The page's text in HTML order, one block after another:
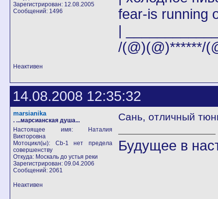
Зарегистрирован: 12.08.2005
Сообщений: 1496
fear-is running
|
/(@)(@)******/
Неактивен
14.08.2008 12:35:32
marsianika
. ...марсианская душа...
Настоящее имя: Наталия
Викторовна
Мотоцикл(ы): Cb-1 нет предела
совершенству
Откуда: Москаль до устья реки
Зарегистрирован: 09.04.2006
Сообщений: 2061
Сань, отличный
Будущее в
Неактивен